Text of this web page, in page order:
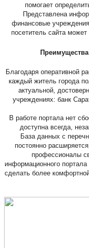
помогает
Представлена
финансовые
посетитель сайта
Благодаря оперативной
каждый житель города
актуальной,
учреждениях: банк
В работе портала нет
доступна всегда,
База данных с
постоянно
профессионалы
информационного
сделать более